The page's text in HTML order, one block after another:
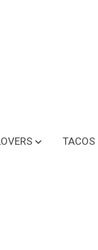
TACOS